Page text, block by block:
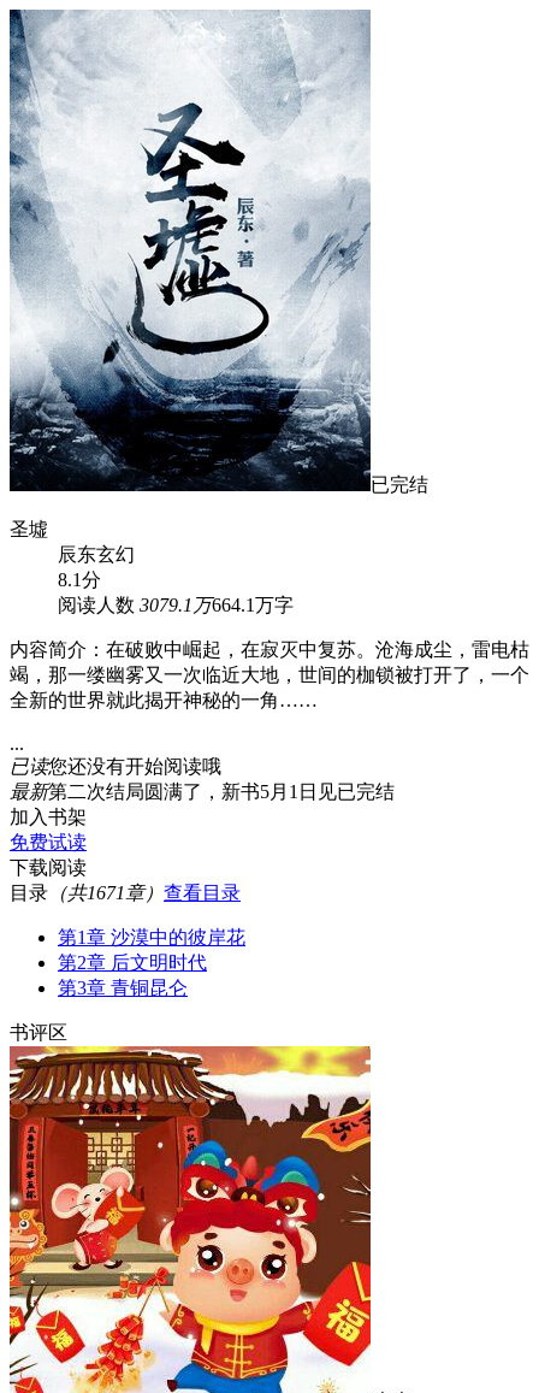
已完结
圣墟
辰东玄幻
8.1分
阅读人数 3079.1万664.1万字
内容简介：在破败中崛起，在寂灭中复苏。沧海成尘，雷电枯
竭，那一缕幽雾又一次临近大地，世间的枷锁被打开了，一个
全新的世界就此揭开神秘的一角……
...
已读您还没有开始阅读哦
最新第二次结局圆满了，新书5月1日见已完结
加入书架
免费试读
下载阅读
目录 （共1671章） 查看目录
第1章 沙漠中的彼岸花
第2章 后文明时代
第3章 青铜昆仑
书评区